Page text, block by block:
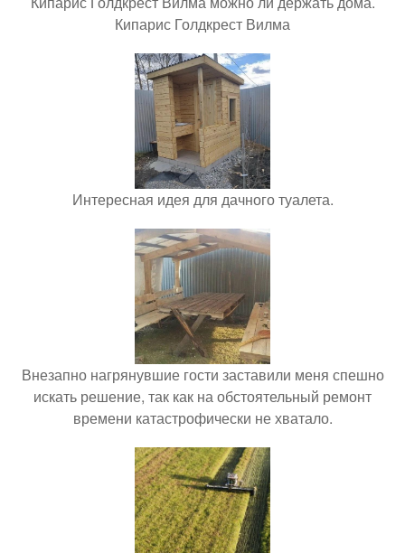
Кипарис Голдкрест Вилма
Интересная идея для дачного туалета.
Внезапно нагрянувшие гости заставили меня спешно
искать решение, так как на обстоятельный ремонт
времени катастрофически не хватало.